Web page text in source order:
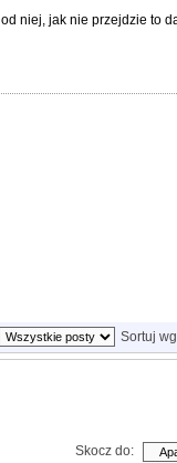
niej, jak nie przejdzie to
Sortuj wg
Skocz do: